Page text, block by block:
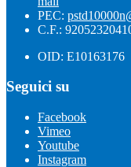
PEC:
C.F.:
OID: E10163176
Seguici su
Facebook
Vimeo
Youtube
Instagram